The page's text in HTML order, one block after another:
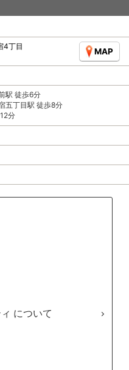
4丁目
MAP
駅 徒歩6分
五丁目駅 徒歩8分
分